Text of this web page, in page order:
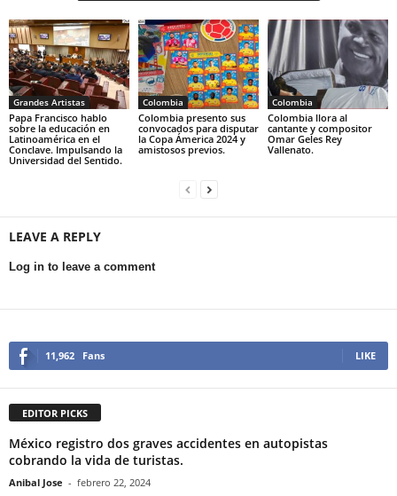
Grandes Artistas
Papa Francisco hablo
sobre la educación en
Latinoamérica en el
Conclave. Impulsando la
Universidad del Sentido.
Colombia
Colombia presento sus
convocados para disputar
la Copa Ámerica 2024 y
amistosos previos.
Colombia
Colombia llora al
cantante y compositor
Omar Geles Rey
Vallenato.
LEAVE A REPLY
Log in to leave a comment
11,962 Fans LIKE
EDITOR PICKS
México registro dos graves accidentes en autopistas
cobrando la vida de turistas.
Anibal Jose - febrero 22, 2024